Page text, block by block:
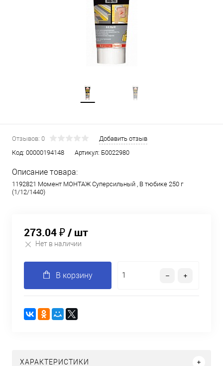
Отзывов: 0
Добавить отзыв
Код: 00000194148 Артикул: Б0022980
Описание товара:
1192821 Момент МОНТАЖ Суперсильный , В тюбике 250 г
(1/12/1440)
273.04 ₽/ шт
Нет в наличии
В корзину
ХАРАКТЕРИСТИКИ